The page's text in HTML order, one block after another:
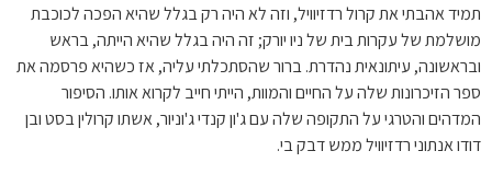
תמיד אהבתי את קרול רדזיוויל, וזה לא היה רק ​​בגלל שהיא הפכה לכוכבת
מושלמת של עקרות בית של ניו יורק; זה היה בגלל שהיא הייתה, בראש
ובראשונה, עיתונאית נהדרת. ברור שהסתכלתי עליה, אז כשהיא פרסמה את
ספר הזיכרונות שלה על החיים והמוות, הייתי חייב לקרוא אותו. הסיפור
המדהים והטרגי על התקופה שלה עם ג'ון קנדי ​​ג'וניור, אשתו קרולין בסט ובן
דודו אנתוני רדזיוויל ממש דבק בי.